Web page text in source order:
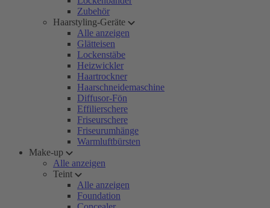
Zubehör
Haarstyling-Geräte
Alle anzeigen
Glätteisen
Lockenstäbe
Heizwickler
Haartrockner
Haarschneidemaschine
Diffusor-Fön
Effilierschere
Friseurschere
Friseurumhänge
Warmluftbürsten
Make-up
Alle anzeigen
Teint
Alle anzeigen
Foundation